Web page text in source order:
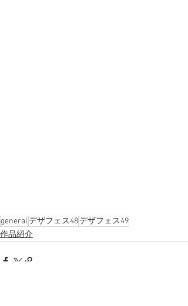
generalデザフェス48デザフェス49
作品紹介